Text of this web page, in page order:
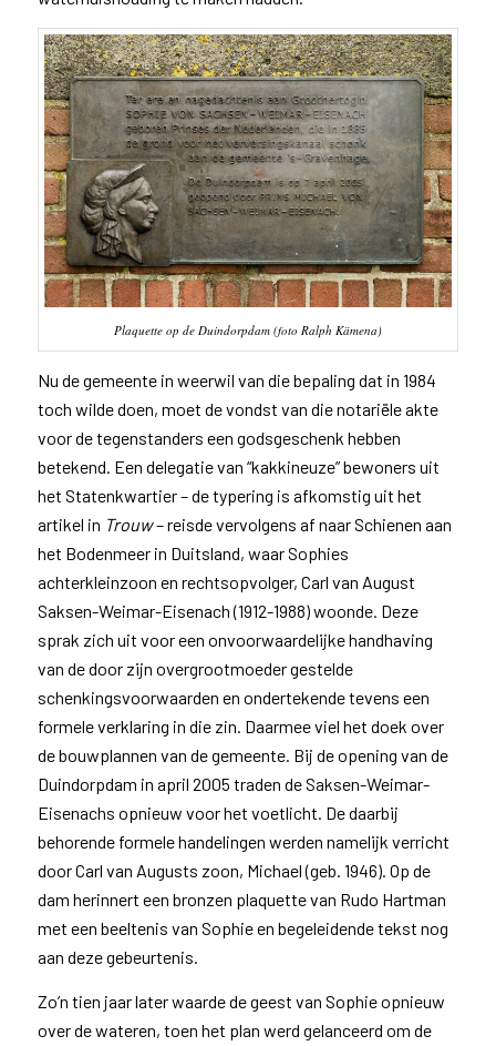
Plaquette op de Duindorpdam (foto Ralph Kämena)
Nu de gemeente in weerwil van die bepaling dat in 1984
toch wilde doen, moet de vondst van die notariële akte
voor de tegenstanders een godsgeschenk hebben
betekend. Een delegatie van “kakkineuze” bewoners uit
het Statenkwartier – de typering is afkomstig uit het
artikel in Trouw– reisde vervolgens af naar Schienen aan
het Bodenmeer in Duitsland, waar Sophies
achterkleinzoon en rechtsopvolger, Carl van August
Saksen-Weimar-Eisenach (1912-1988) woonde. Deze
sprak zich uit voor een onvoorwaardelijke handhaving
van de door zijn overgrootmoeder gestelde
schenkingsvoorwaarden en ondertekende tevens een
formele verklaring in die zin. Daarmee viel het doek over
de bouwplannen van de gemeente. Bij de opening van de
Duindorpdam in april 2005 traden de Saksen-Weimar-
Eisenachs opnieuw voor het voetlicht. De daarbij
behorende formele handelingen werden namelijk verricht
door Carl van Augusts zoon, Michael (geb. 1946). Op de
dam herinnert een bronzen plaquette van Rudo Hartman
met een beeltenis van Sophie en begeleidende tekst nog
aan deze gebeurtenis.
Zo’n tien jaar later waarde de geest van Sophie opnieuw
over de wateren, toen het plan werd gelanceerd om de